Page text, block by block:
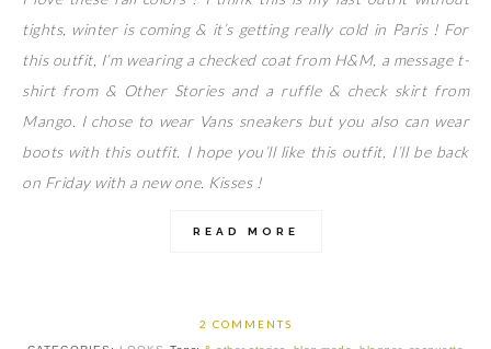
tights, winter is coming & it’s getting really cold in Paris ! For
this outfit, I’m wearing a checked coat from H&M, a message t-
shirt from & Other Stories and a ruffle & check skirt from
Mango. I chose to wear Vans sneakers but you also can wear
boots with this outfit. I hope you’ll like this outfit, I’ll be back
on Friday with a new one. Kisses !
READ MORE
2 COMMENTS